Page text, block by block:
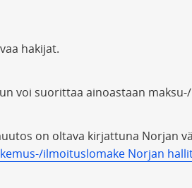
hakijat.
voi suorittaa ainoastaan
on oltava kirjattuna Norjan
ilmoituslomake Norjan